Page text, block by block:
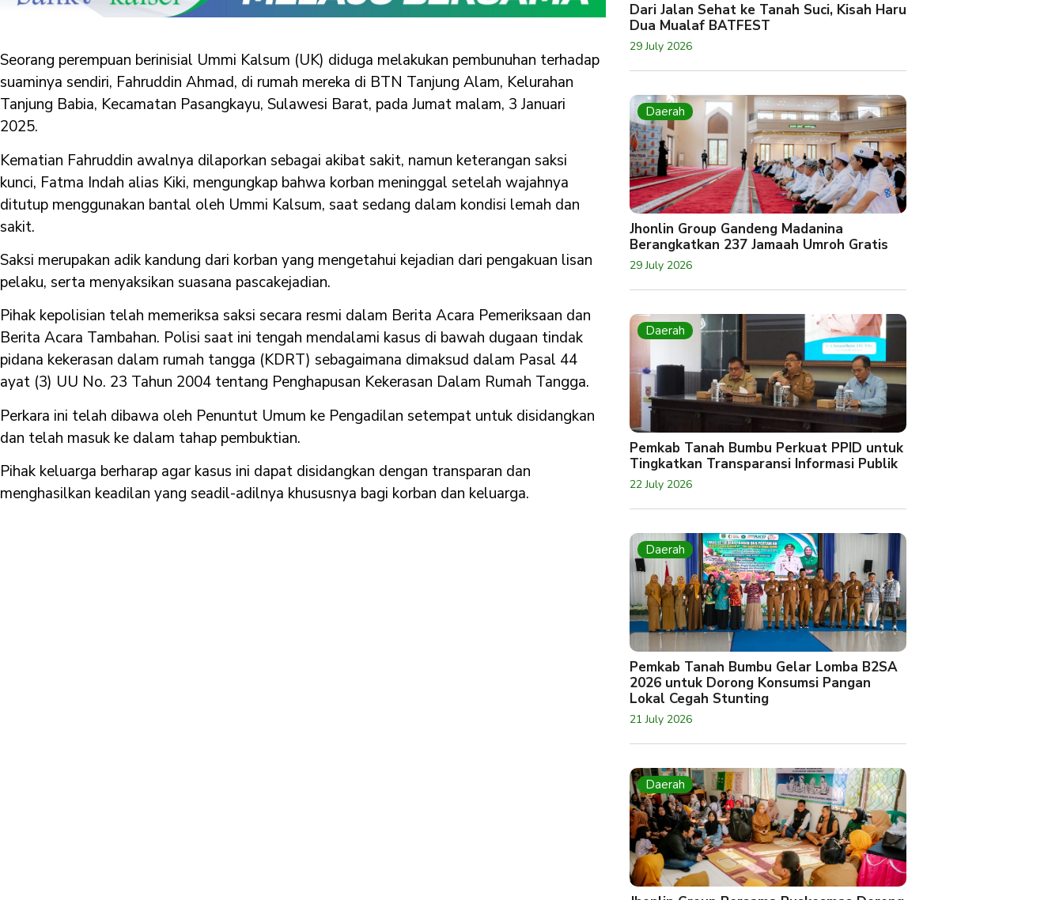
Seorang perempuan berinisial Ummi Kalsum (UK) diduga melakukan pembunuhan terhadap
suaminya sendiri, Fahruddin Ahmad, di rumah mereka di BTN Tanjung Alam, Kelurahan
Tanjung Babia, Kecamatan Pasangkayu, Sulawesi Barat, pada Jumat malam, 3 Januari
2025.
Kematian Fahruddin awalnya dilaporkan sebagai akibat sakit, namun keterangan saksi
kunci, Fatma Indah alias Kiki, mengungkap bahwa korban meninggal setelah wajahnya
ditutup menggunakan bantal oleh Ummi Kalsum, saat sedang dalam kondisi lemah dan
sakit.
Saksi merupakan adik kandung dari korban yang mengetahui kejadian dari pengakuan lisan
pelaku, serta menyaksikan suasana pascakejadian.
Pihak kepolisian telah memeriksa saksi secara resmi dalam Berita Acara Pemeriksaan dan
Berita Acara Tambahan. Polisi saat ini tengah mendalami kasus di bawah dugaan tindak
pidana kekerasan dalam rumah tangga (KDRT) sebagaimana dimaksud dalam Pasal 44
ayat (3) UU No. 23 Tahun 2004 tentang Penghapusan Kekerasan Dalam Rumah Tangga.
Perkara ini telah dibawa oleh Penuntut Umum ke Pengadilan setempat untuk disidangkan
dan telah masuk ke dalam tahap pembuktian.
Pihak keluarga berharap agar kasus ini dapat disidangkan dengan transparan dan
menghasilkan keadilan yang seadil-adilnya khususnya bagi korban dan keluarga.
Dari Jalan Sehat ke Tanah Suci, Kisah Haru
Dua Mualaf BATFEST
29 July 2026
Daerah
Jhonlin Group Gandeng Madanina
Berangkatkan 237 Jamaah Umroh Gratis
29 July 2026
Daerah
Pemkab Tanah Bumbu Perkuat PPID untuk
Tingkatkan Transparansi Informasi Publik
22 July 2026
Daerah
Pemkab Tanah Bumbu Gelar Lomba B2SA
2026 untuk Dorong Konsumsi Pangan
Lokal Cegah Stunting
21 July 2026
Daerah